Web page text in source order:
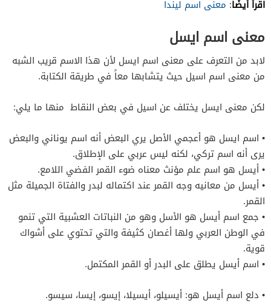
اقرأ أيضًا: معنى اسم ليندا
معنى اسم ايسل
لابد من التعرف على معنى اسم ايسل لأن هذا الاسم قريب الشبه
من معنى اسم اسيل حيث يتشابها معاً في طريقة الكتابة.
لكن معنى ايسل يختلف عن اسيل في بعض النقاط منها ما يلي:
• اسم ايسل هو أعجمي الأصل يري البعض أنه اسم يوناني والبعض
يرى أنه اسم تركي، لكنه ليس عربي على الإطلاق.
• أيسل هو اسم علم مؤنث معناه ضوء القمر الفضي اللامع.
• أيسل من معانيه وجه القمر عند اكتماله لبدر والفتاة الجميلة مثل
القمر.
• جمع اسم أيسل هو الأسل وهو من النباتات العشبية التي تنمو
في الوطن العربي ولها أغصان كثيفة والتي تحتوي على أشواك
قوية.
• اسم أيسل يطلق على البدر أو القمر المكتمل.
• دلع اسم أيسل هو: أيسيلو، أيسيلا، إيسو، إيسا، سيسو.